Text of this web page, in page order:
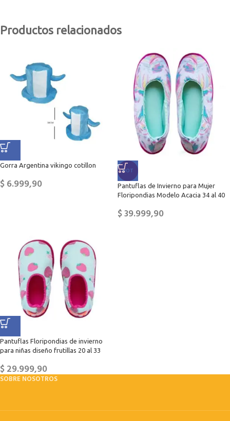
Productos relacionados
Gorra Argentina vikingo cotillon
$6.999,90
HOT
Pantuflas de Invierno para Mujer
Floripondias Modelo Acacia 34 al 40
$39.999,90
Pantuflas Floripondias de invierno
para niñas diseño frutillas 20 al 33
$29.999,90
SOBRE NOSOTROS